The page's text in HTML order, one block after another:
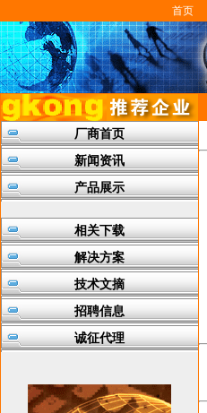
首页
厂商首页
新闻资讯
产品展示
相关下载
解决方案
技术文摘
招聘信息
诚征代理